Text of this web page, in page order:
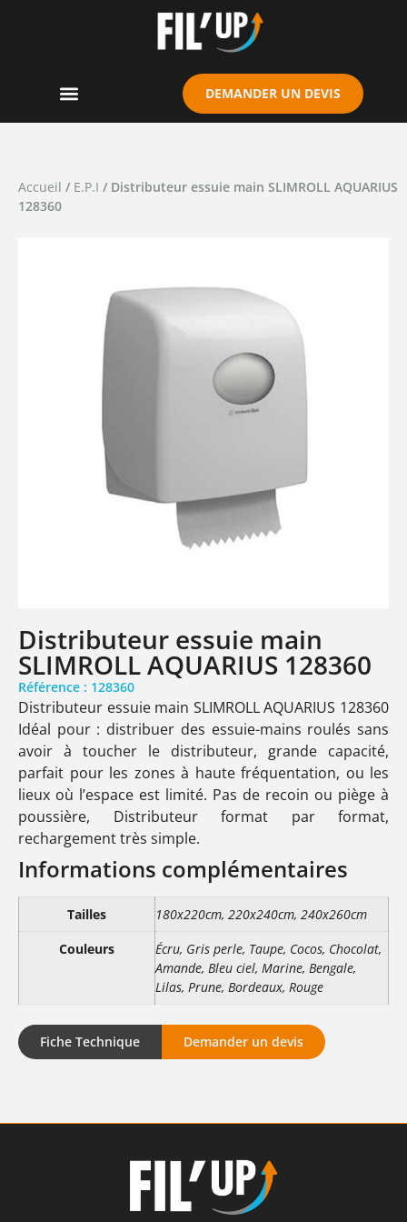
DEMANDER UN DEVIS
Accueil / E.P.I / Distributeur essuie main SLIMROLL AQUARIUS
128360
Distributeur essuie main
SLIMROLL AQUARIUS 128360
Référence : 128360
Distributeur essuie main SLIMROLL AQUARIUS 128360
Idéal pour : distribuer des essuie-mains roulés sans
avoir à toucher le distributeur, grande capacité,
parfait pour les zones à haute fréquentation, ou les
lieux où l’espace est limité. Pas de recoin ou piège à
poussière, Distributeur format par format,
rechargement très simple.
Informations complémentaires
Tailles
180x220cm, 220x240cm, 240x260cm
Couleurs
Écru, Gris perle, Taupe, Cocos, Chocolat,
Amande, Bleu ciel, Marine, Bengale,
Lilas, Prune, Bordeaux, Rouge
Fiche Technique Demander un devis
Cookies management panel